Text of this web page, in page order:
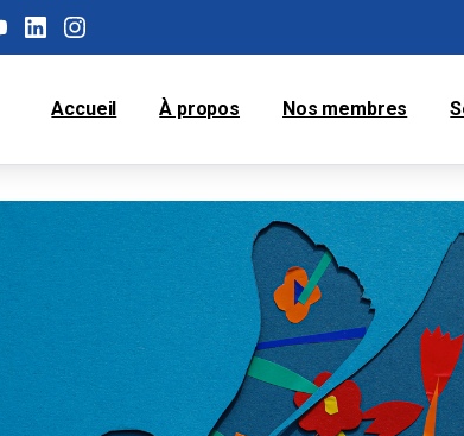
Accueil À propos Nos membres